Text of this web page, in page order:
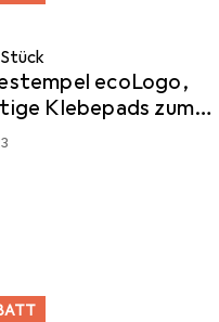
ecoLogo,
Klebepads zum
von Papier,